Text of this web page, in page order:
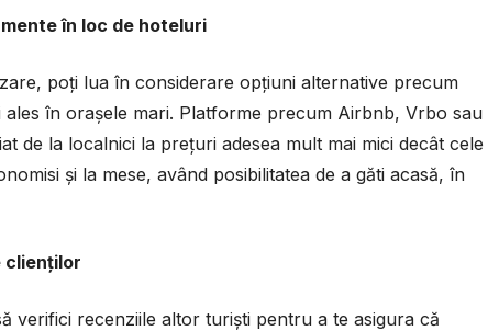
în loc de hoteluri
poți lua în considerare opțiuni alternative precum
în orașele mari. Platforme precum Airbnb, Vrbo sau
de la localnici la prețuri adesea mult mai mici decât cele
și la mese, având posibilitatea de a găti acasă, în
clienților
verifici recenziile altor turiști pentru a te asigura că